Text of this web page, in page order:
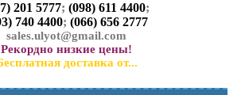
201 5777;(098) 611 4400;
740 4400;(066) 656 2777
sales.ulyot@gmail.com
Рекордно низкие цены!
доставка от...